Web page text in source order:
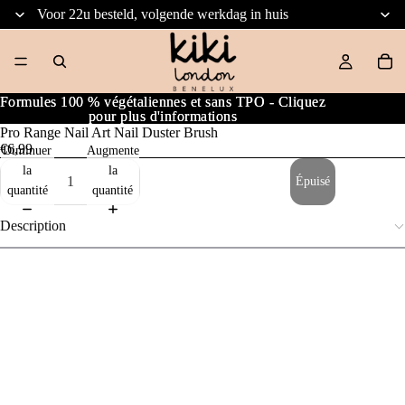
Voor 22u besteld, volgende werkdag in huis
Formules 100 % végétaliennes et sans TPO - Cliquez
pour plus d'informations
Formules 100 % végétaliennes et sans TPO - Cliquez
pour plus d'informations
Pro Range Nail Art Nail Duster Brush
€6,99
Diminuer
la
quantité
Augmenter
la
quantité
Épuisé
Description